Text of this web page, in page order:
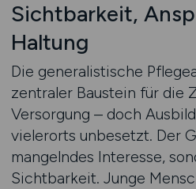
Sichtbarkeit,
Haltung
Die generalistische
zentraler Baustein für die
Versorgung – doch
vielerorts unbesetzt. Der
mangelndes Interesse,
Sichtbarkeit. Junge